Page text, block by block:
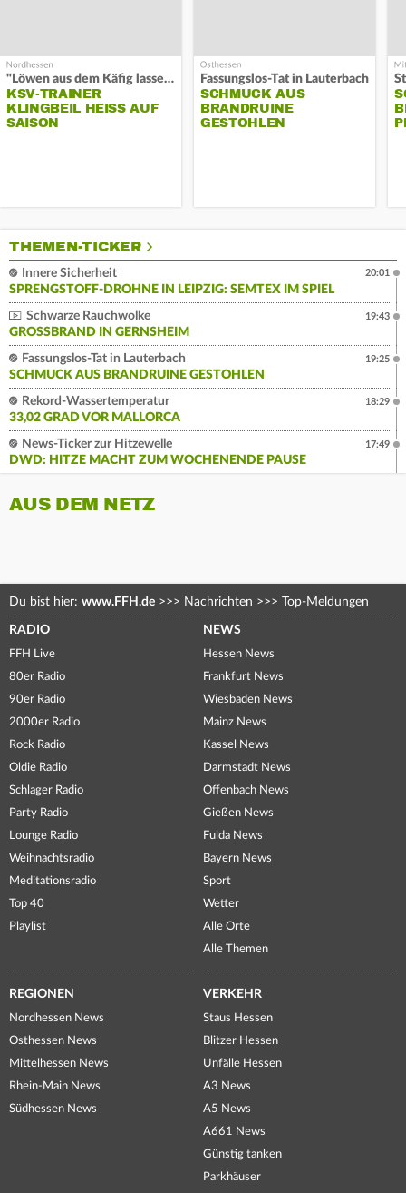
"Löwen aus dem Käfig lassen"
KSV-TRAINER
KLINGBEIL HEISS AUF S
AISON
Fassungslos-Tat in Lauterbach
SCHMUCK AUS
BRANDRUINE
GESTOHLEN
THEMEN-TICKER
Innere Sicherheit
SPRENGSTOFF-DROHNE IN LEIPZIG: SEMTEX IM SPIEL
20:01
Schwarze Rauchwolke
GROSSBRAND IN GERNSHEIM
19:43
Fassungslos-Tat in Lauterbach
SCHMUCK AUS BRANDRUINE GESTOHLEN
19:25
Rekord-Wassertemperatur
33,02 GRAD VOR MALLORCA
18:29
News-Ticker zur Hitzewelle
DWD: HITZE MACHT ZUM WOCHENENDE PAUSE
17:49
AUS DEM NETZ
Du bist hier: www.FFH.de >>> Nachrichten >>> Top-Meldungen
RADIO
FFH Live
80er Radio
90er Radio
2000er Radio
Rock Radio
Oldie Radio
Schlager Radio
Party Radio
Lounge Radio
Weihnachtsradio
Meditationsradio
Top 40
Playlist
NEWS
Hessen News
Frankfurt News
Wiesbaden News
Mainz News
Kassel News
Darmstadt News
Offenbach News
Gießen News
Fulda News
Bayern News
Sport
Wetter
Alle Orte
Alle Themen
REGIONEN
Nordhessen News
Osthessen News
Mittelhessen News
Rhein-Main News
Südhessen News
VERKEHR
Staus Hessen
Blitzer Hessen
Unfälle Hessen
A3 News
A5 News
A661 News
Günstig tanken
Parkhäuser